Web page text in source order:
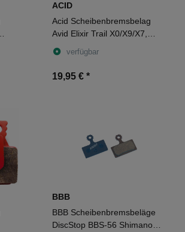
ACID
Acid Scheibenbremsbelag
Avid Elixir Trail X0/X9/X7,
SRAM Guide R red
verfügbar
19,95 € *
BBB
BBB Scheibenbremsbeläge
DiscStop BBS-56 Shimano